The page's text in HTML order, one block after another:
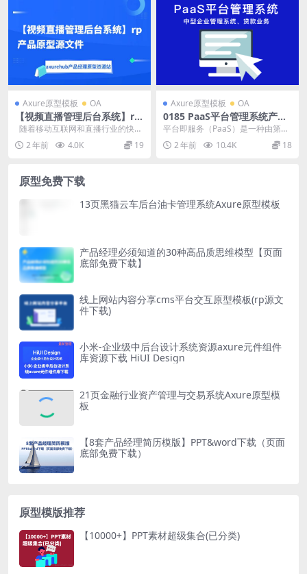
Axure原型模板 OA
【视频直播管理后台系统】rp
产品原型源文件
随着移动互联网和直播行业的快速
发展，视频直播管理后台系统在直
播平台...
2 年前 4.0K 19
Axure原型模板 OA
0185 PaaS平台管理系统产品
原型设计 （中型企业管理系
统、贷款业务）axure源文件
平台即服务（PaaS）是一种由第三
方提供硬件和应用软件平台的云计
算 管理基础架构...
2 年前 10.4K 18
原型免费下载
13页黑猫云车后台油卡管理系统Axure原型模板
产品经理必须知道的30种高品质思维模型【页面
底部免费下载】
线上网站内容分享cms平台交互原型模板(rp源文
件下载)
小米-企业级中后台设计系统资源axure元件组件
库资源下载 HiUI Design
21页金融行业资产管理与交易系统Axure原型模
板
【8套产品经理简历模版】PPT&word下载（页面
底部免费下载）
原型模版推荐
【10000+】PPT素材超级集合(已分类)